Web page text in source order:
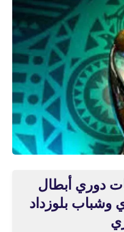
دوري أبطال
وشباب بلوزداد